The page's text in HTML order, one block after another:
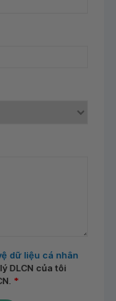
dữ liệu cá nhân
DLCN của tôi
*